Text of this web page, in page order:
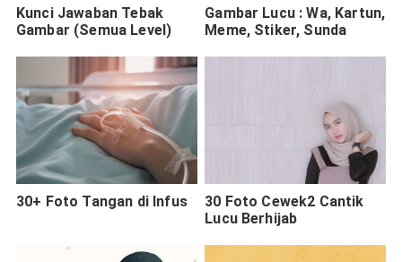
Kunci Jawaban Tebak
Gambar (Semua Level)
Gambar Lucu : Wa, Kartun,
Meme, Stiker, Sunda
30+ Foto Tangan di Infus
30 Foto Cewek2 Cantik
Lucu Berhijab